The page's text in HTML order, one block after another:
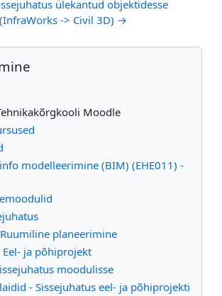
ülekantud objektidesse
(InfraWorks -> Civil 3D) →
Moodle
modelleerimine (BIM) (EHE011) -
planeerimine
Eel- ja põhiprojekt
moodulisse
- Sissejuhatus eel- ja põhiprojekti